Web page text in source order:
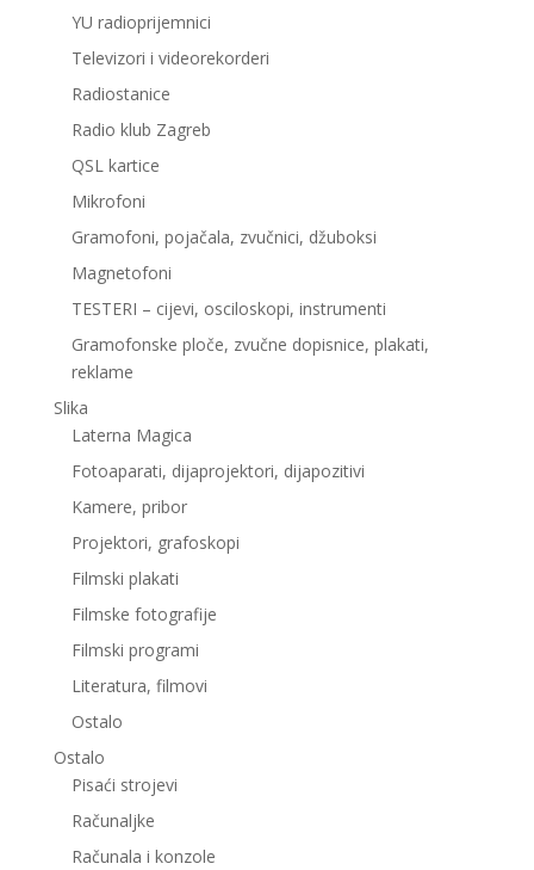
YU radioprijemnici
Televizori i videorekorderi
Radiostanice
Radio klub Zagreb
QSL kartice
Mikrofoni
Gramofoni, pojačala, zvučnici, džuboksi
Magnetofoni
TESTERI – cijevi, osciloskopi, instrumenti
Gramofonske ploče, zvučne dopisnice, plakati,
reklame
Slika
Laterna Magica
Fotoaparati, dijaprojektori, dijapozitivi
Kamere, pribor
Projektori, grafoskopi
Filmski plakati
Filmske fotografije
Filmski programi
Literatura, filmovi
Ostalo
Ostalo
Pisaći strojevi
Računaljke
Računala i konzole